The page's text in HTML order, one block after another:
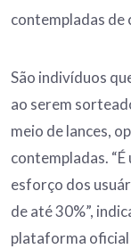
contempladas de
São indivíduos
ao serem
meio de lances,
contempladas.
esforço dos
de até 30%”,
plataforma oficial